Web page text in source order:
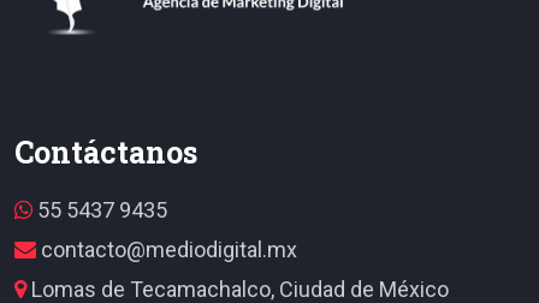
Contáctanos
55 5437 9435
contacto@mediodigital.mx
Lomas de Tecamachalco, Ciudad de México